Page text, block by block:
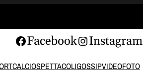
Facebook Instagram
CALCIOSPETTACOLIGOSSIPVIDEOFOTO